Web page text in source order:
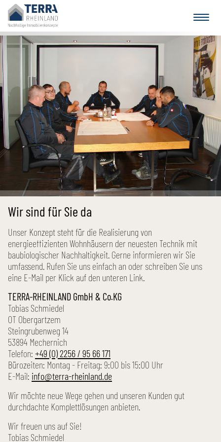
Wir sind für Sie da
Unser Konzept steht für die Realisierung von
energieeffizienten Wohnhäusern der neuesten Technik mit
baubiologischer Nachhaltigkeit. Gerne informieren wir Sie
umfassend. Rufen Sie uns einfach an oder schreiben Sie uns
eine E-Mail per Klick auf den unteren Link.
TERRA-RHEINLAND GmbH & Co.KG
Tobias Schmiedel
OT Obergartzem
Steingrubenweg 14
53894 Mechernich
Telefon: +49 (0) 2256 / 95 66 171
Bürozeiten: Montag - Freitag: 9:00 bis 15:00 Uhr
E-Mail: info@terra-rheinland.de
Wir möchte neue Wege gehen und unseren Kunden gut
durchdachte Komplettlösungen anbieten.
Wir freuen uns auf Sie!
Tobias Schmiedel